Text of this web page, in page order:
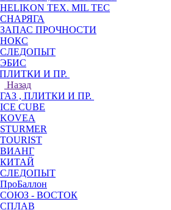
HELIKON TEX. MIL TEC
СНАРЯГА
ЗАПАС ПРОЧНОСТИ
НОКС
СЛЕДОПЫТ
ЭБИС
ПЛИТКИ И ПР.
Назад
ГАЗ , ПЛИТКИ И ПР.
ICE CUBE
KOVEA
STURMER
TOURIST
ВИАНГ
КИТАЙ
СЛЕДОПЫТ
ПроБаллон
СОЮЗ - ВОСТОК
СПЛАВ